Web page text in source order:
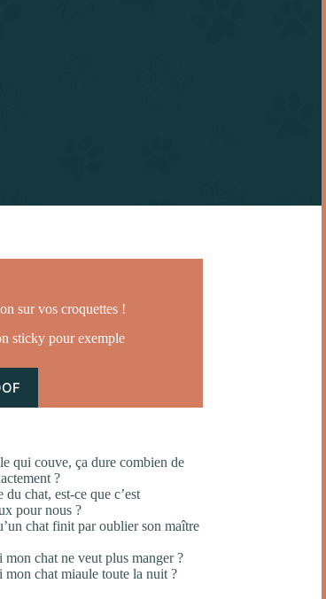
sur vos croquettes !
sticky pour exemple
qui couve, ça dure combien de
?
du chat, est-ce que c’est
pour nous ?
chat finit par oublier son maître
mon chat ne veut plus manger ?
mon chat miaule toute la nuit ?